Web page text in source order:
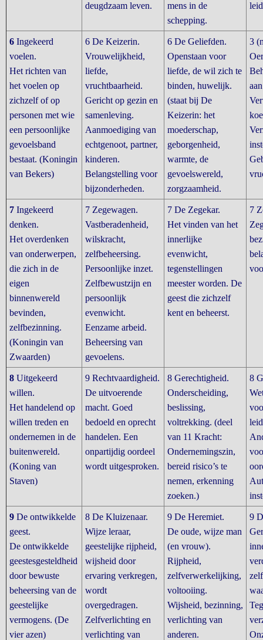
deugdzaam leven.
mens in de
schepping.
6 Ingekeerd
voelen.
Het richten van
het voelen op
zichzelf of op
personen met wie
een persoonlijke
gevoelsband
bestaat. (Koningin
van Bekers)
6 De Keizerin.
Vrouwelijkheid,
liefde,
vruchtbaarheid.
Gericht op gezin en
samenleving.
Aanmoediging van
echtgenoot, partner,
kinderen.
Belangstelling voor
bijzonderheden.
6 De Geliefden.
Openstaan voor
liefde, de wil zich te
binden, huwelijk.
(staat bij De
Keizerin: het
moederschap,
geborgenheid,
warmte, de
gevoelswereld,
zorgzaamheid.
3
7 Ingekeerd
denken.
Het overdenken
van onderwerpen,
die zich in de
eigen
binnenwereld
bevinden,
zelfbezinning.
(Koningin van
Zwaarden)
7 Zegewagen.
Vastberadenheid,
wilskracht,
zelfbeheersing.
Persoonlijke inzet.
Zelfbewustzijn en
persoonlijk
evenwicht.
Eenzame arbeid.
Beheersing van
gevoelens.
7 De Zegekar.
Het vinden van het
innerlijke
evenwicht,
tegenstellingen
meester worden. De
geest die zichzelf
kent en beheerst.
7
8 Uitgekeerd
willen.
Het handelend op
willen treden en
ondernemen in de
buitenwereld.
(Koning van
Staven)
9 Rechtvaardigheid.
De uitvoerende
macht. Goed
bedoeld en oprecht
handelen. Een
onpartijdig oordeel
wordt uitgesproken.
8 Gerechtigheid.
Onderscheiding,
beslissing,
voltrekking. (deel
van 11 Kracht:
Ondernemingszin,
bereid risico’s te
nemen, erkenning
zoeken.)
8
9 De ontwikkelde
geest.
De ontwikkelde
geestesgesteldheid
door bewuste
beheersing van de
geestelijke
vermogens. (De
vier azen)
8 De Kluizenaar.
Wijze leraar,
geestelijke rijpheid,
wijsheid door
ervaring verkregen,
wordt
overgedragen.
Zelfverlichting en
verlichting van
9 De Heremiet.
De oude, wijze man
(en vrouw).
Rijpheid,
zelfverwerkelijking,
voltooiing.
Wijsheid, bezinning,
verlichting van
anderen.
9